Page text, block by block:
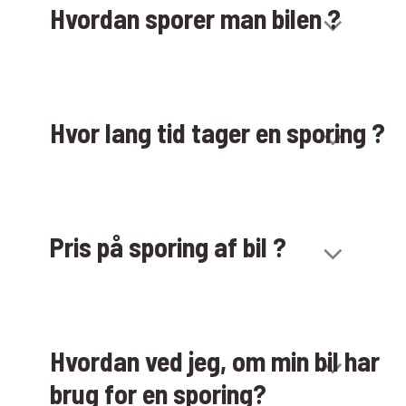
Hvordan sporer man bilen ?
Hvor lang tid tager en sporing ?
Pris på sporing af bil ?
Hvordan ved jeg, om min bil har
brug for en sporing?